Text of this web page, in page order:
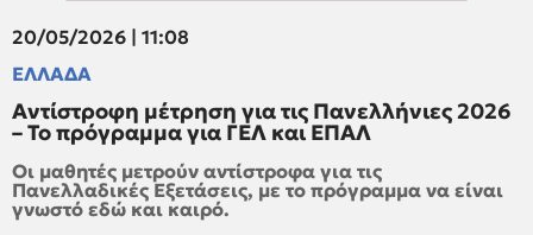
20/05/2026 | 11:08
ΕΛΛΑΔΑ
Αντίστροφη μέτρηση για τις Πανελλήνιες 2026
– Το πρόγραμμα για ΓΕΛ και ΕΠΑΛ
Οι μαθητές μετρούν αντίστροφα για τις
Πανελλαδικές Εξετάσεις, με το πρόγραμμα να είναι
γνωστό εδώ και καιρό.